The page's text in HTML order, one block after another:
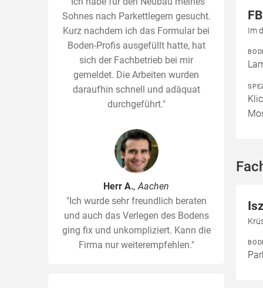
Sohnes nach Parkettlegern gesucht.
Kurz nachdem ich das Formular bei
Boden-Profis ausgefüllt hatte, hat
sich der Fachbetrieb bei mir
gemeldet. Die Arbeiten wurden
daraufhin schnell und adäquat
durchgeführt."
Herr A., Aachen
"Ich wurde sehr freundlich beraten
und auch das Verlegen des Bodens
ging fix und unkompliziert. Kann die
Firma nur weiterempfehlen."
Im